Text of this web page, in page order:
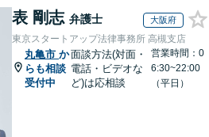
表 剛志 弁護士 大阪府
東京スタートアップ法律事務所 高槻支店
丸亀市 か
らも相談
受付中
面談方法(対面・
電話・ビデオな
ど)は応相談
営業時間：0
6:30~22:00
（平日）